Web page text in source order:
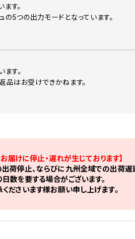
す。
の5つの出力モードとなっています。
す。
はお受けできかねます。
届けに停止・遅れが生じております】
停止、ならびに九州全域での出荷遅
数を要する場合がございます。
ださいます様お願い申し上げます。